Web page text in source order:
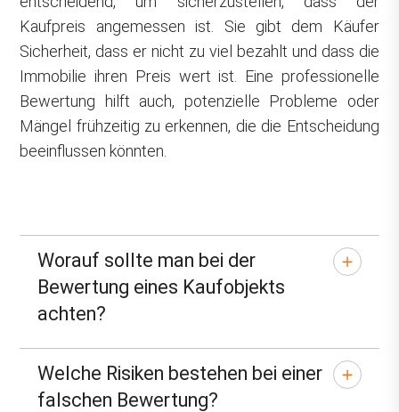
Kaufpreis angemessen ist. Sie gibt dem Käufer
Sicherheit, dass er nicht zu viel bezahlt und dass die
Immobilie ihren Preis wert ist. Eine professionelle
Bewertung hilft auch, potenzielle Probleme oder
Mängel frühzeitig zu erkennen, die die Entscheidung
beeinflussen könnten.
Worauf sollte man bei der
Bewertung eines Kaufobjekts
achten?
Welche Risiken bestehen bei einer
falschen Bewertung?